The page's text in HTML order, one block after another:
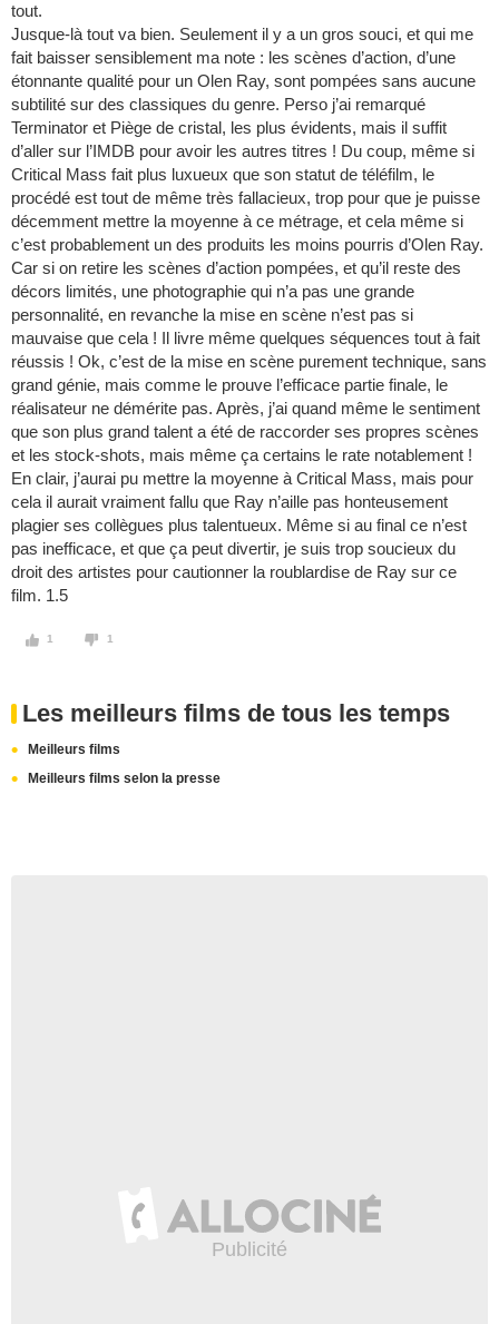
tout.
Jusque-là tout va bien. Seulement il y a un gros souci, et qui me
fait baisser sensiblement ma note : les scènes d’action, d’une
étonnante qualité pour un Olen Ray, sont pompées sans aucune
subtilité sur des classiques du genre. Perso j’ai remarqué
Terminator et Piège de cristal, les plus évidents, mais il suffit
d’aller sur l’IMDB pour avoir les autres titres ! Du coup, même si
Critical Mass fait plus luxueux que son statut de téléfilm, le
procédé est tout de même très fallacieux, trop pour que je puisse
décemment mettre la moyenne à ce métrage, et cela même si
c’est probablement un des produits les moins pourris d’Olen Ray.
Car si on retire les scènes d’action pompées, et qu’il reste des
décors limités, une photographie qui n’a pas une grande
personnalité, en revanche la mise en scène n’est pas si
mauvaise que cela ! Il livre même quelques séquences tout à fait
réussis ! Ok, c’est de la mise en scène purement technique, sans
grand génie, mais comme le prouve l’efficace partie finale, le
réalisateur ne démérite pas. Après, j’ai quand même le sentiment
que son plus grand talent a été de raccorder ses propres scènes
et les stock-shots, mais même ça certains le rate notablement !
En clair, j’aurai pu mettre la moyenne à Critical Mass, mais pour
cela il aurait vraiment fallu que Ray n’aille pas honteusement
plagier ses collègues plus talentueux. Même si au final ce n’est
pas inefficace, et que ça peut divertir, je suis trop soucieux du
droit des artistes pour cautionner la roublardise de Ray sur ce
film. 1.5
1 1
Les meilleurs films de tous les temps
Meilleurs films
Meilleurs films selon la presse